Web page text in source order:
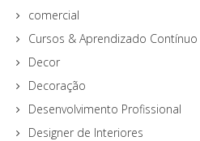
comercial
Cursos & Aprendizado Contínuo
Decor
Decoração
Desenvolvimento Profissional
Designer de Interiores